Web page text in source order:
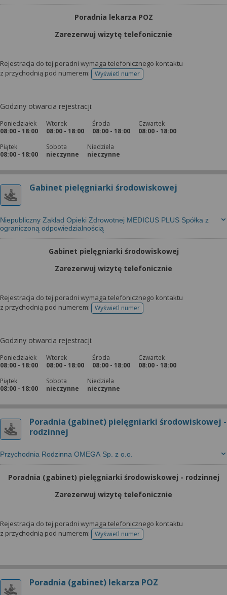
Poradnia lekarza POZ
Zarezerwuj wizytę telefonicznie
Rejestracja do tej poradni wymaga telefonicznego kontaktu
z przychodnią pod numerem:
Wyświetl numertelefonu do rejestracji
Godziny otwarcia rejestracji:
Poniedziałek
08:00 - 18:00
Wtorek
08:00 - 18:00
Środa
08:00 - 18:00
Czwartek
08:00 - 18:00
Piątek
08:00 - 18:00
Sobota
nieczynne
Niedziela
nieczynne
Gabinet pielęgniarki środowiskowej
Niepubliczny Zakład Opieki Zdrowotnej MEDICUS PLUS Spółka z
ograniczoną odpowiedzialnością
Gabinet pielęgniarki środowiskowej
Zarezerwuj wizytę telefonicznie
Rejestracja do tej poradni wymaga telefonicznego kontaktu
z przychodnią pod numerem:
Wyświetl numertelefonu do rejestracji
Godziny otwarcia rejestracji:
Poniedziałek
08:00 - 18:00
Wtorek
08:00 - 18:00
Środa
08:00 - 18:00
Czwartek
08:00 - 18:00
Piątek
08:00 - 18:00
Sobota
nieczynne
Niedziela
nieczynne
Poradnia (gabinet) pielęgniarki środowiskowej -
rodzinnej
Przychodnia Rodzinna OMEGA Sp. z o.o.
Poradnia (gabinet) pielęgniarki środowiskowej - rodzinnej
Zarezerwuj wizytę telefonicznie
Rejestracja do tej poradni wymaga telefonicznego kontaktu
z przychodnią pod numerem:
Wyświetl numertelefonu do rejestracji
Poradnia (gabinet) lekarza POZ